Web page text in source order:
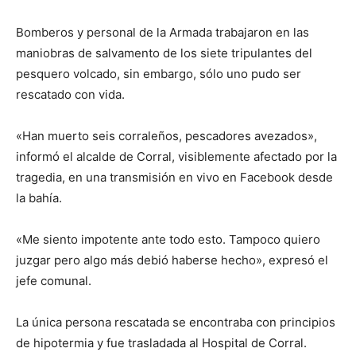
Bomberos y personal de la Armada trabajaron en las
maniobras de salvamento de los siete tripulantes del
pesquero volcado, sin embargo, sólo uno pudo ser
rescatado con vida.
«Han muerto seis corraleños, pescadores avezados»,
informó el alcalde de Corral, visiblemente afectado por la
tragedia, en una transmisión en vivo en Facebook desde
la bahía.
«Me siento impotente ante todo esto. Tampoco quiero
juzgar pero algo más debió haberse hecho», expresó el
jefe comunal.
La única persona rescatada se encontraba con principios
de hipotermia y fue trasladada al Hospital de Corral.